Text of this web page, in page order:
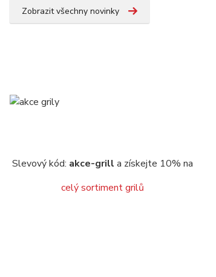
Zobrazit všechny novinky
Slevový kód: akce-grill a získejte 10% na
celý sortiment grilů